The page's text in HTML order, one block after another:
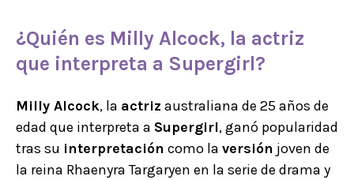
¿Quién es Milly Alcock, la actriz
que interpreta a Supergirl?
Milly Alcock, la actriz australiana de 25 años de
edad que interpreta a Supergirl, ganó popularidad
tras su interpretación como la versión joven de
la reina Rhaenyra Targaryen en la serie de drama y